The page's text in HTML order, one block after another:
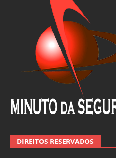
DIREITOS RESERVADOS